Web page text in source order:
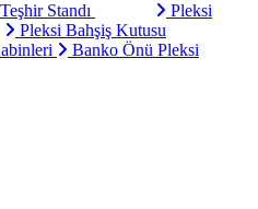
Standı
Pleksi
Pleksi Bahşiş Kutusu
Banko Önü Pleksi